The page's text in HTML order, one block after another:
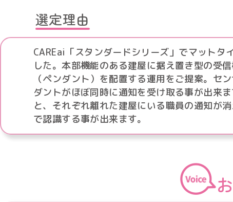
選定理由
CAREai「スタンダードシリーズ」でマット
した。本部機能のある建屋に据え置き型の受
（ペンダント）を配置する運用をご提案。セ
ダントがほぼ同時に通知を受け取る事が出来
と、それぞれ離れた建屋にいる職員の通知が
で認識する事が出来ます。